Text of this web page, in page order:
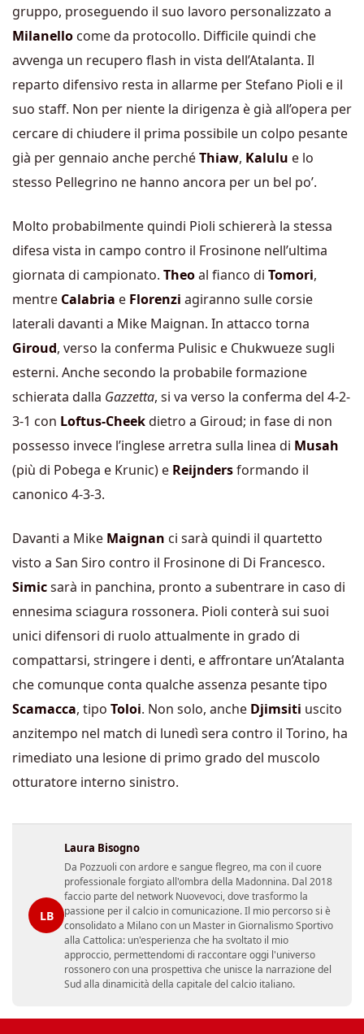
gruppo, proseguendo il suo lavoro personalizzato a
Milanello come da protocollo. Difficile quindi che
avvenga un recupero flash in vista dell’Atalanta. Il
reparto difensivo resta in allarme per Stefano Pioli e il
suo staff. Non per niente la dirigenza è già all’opera per
cercare di chiudere il prima possibile un colpo pesante
già per gennaio anche perchéThiaw, Kalulu e lo
stesso Pellegrino ne hanno ancora per un bel po’.
Molto probabilmente quindi Pioli schiererà la stessa
difesa vista in campo contro il Frosinone nell’ultima
giornata di campionato. Theoal fianco di Tomori,
mentre Calabria e Florenzi agiranno sulle corsie
laterali davanti a Mike Maignan. In attacco torna
Giroud, verso la conferma Pulisic e Chukwueze sugli
esterni. Anche secondo la probabile formazione
schierata dalla Gazzetta, si va verso la conferma del 4-2-
3-1 con Loftus-Cheekdietro a Giroud; in fase di non
possesso invece l’inglese arretra sulla linea di Musah
(più di Pobega e Krunic) e Reijndersformando il
canonico 4-3-3.
Davanti a Mike Maignan ci sarà quindi il quartetto
visto a San Siro contro il Frosinone di Di Francesco.
Simicsarà in panchina, pronto a subentrare in caso di
ennesima sciagura rossonera. Pioli conterà sui suoi
unici difensori di ruolo attualmente in grado di
compattarsi, stringere i denti, e affrontare un’Atalanta
che comunque conta qualche assenza pesante tipo
Scamacca, tipo Toloi. Non solo, anche Djimsiti uscito
anzitempo nel match di lunedì sera contro il Torino, ha
rimediato una lesione di primo grado del muscolo
otturatore interno sinistro.
LB
Laura Bisogno
Da Pozzuoli con ardore e sangue flegreo, ma con il cuore
professionale forgiato all'ombra della Madonnina. Dal 2018
faccio parte del network Nuovevoci, dove trasformo la
passione per il calcio in comunicazione. Il mio percorso si è
consolidato a Milano con un Master in Giornalismo Sportivo
alla Cattolica: un'esperienza che ha svoltato il mio
approccio, permettendomi di raccontare oggi l'universo
rossonero con una prospettiva che unisce la narrazione del
Sud alla dinamicità della capitale del calcio italiano.